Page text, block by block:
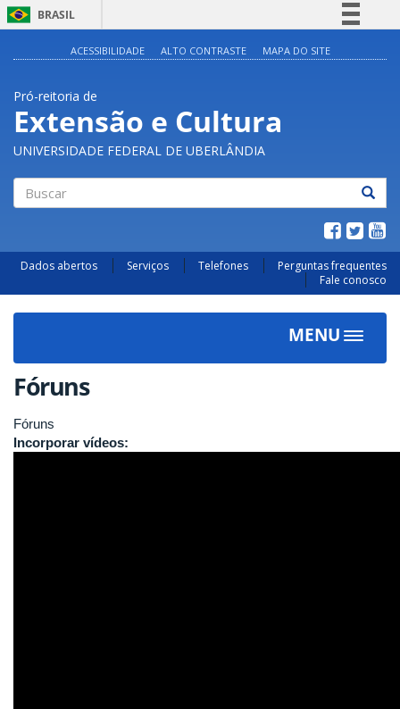
BRASIL
Acesso à informação
Legislação
Canais
ACESSIBILIDADE ALTO CONTRASTE MAPA DO SITE
Pró-reitoria de
Extensão e Cultura
UNIVERSIDADE FEDERAL DE UBERLÂNDIA
Dados abertos Serviços Telefones
Perguntas frequentes
Fale conosco
MENU
Toggle
Fóruns
Fóruns
Incorporar vídeos: